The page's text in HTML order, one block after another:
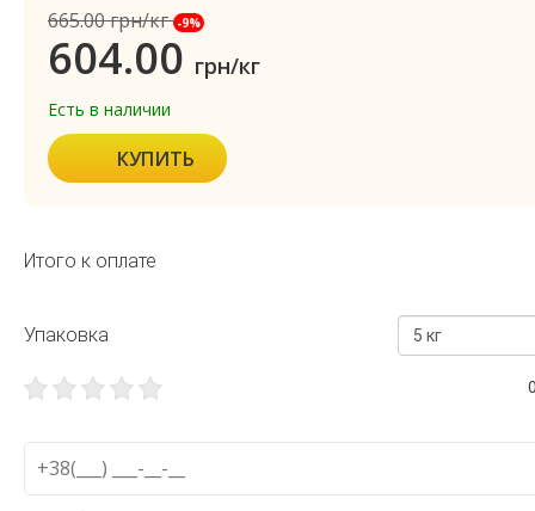
665.00грн/кг -9%
604.00 грн/кг
Есть в наличии
КУПИТЬ
Итого к оплате
Упаковка 5 кг